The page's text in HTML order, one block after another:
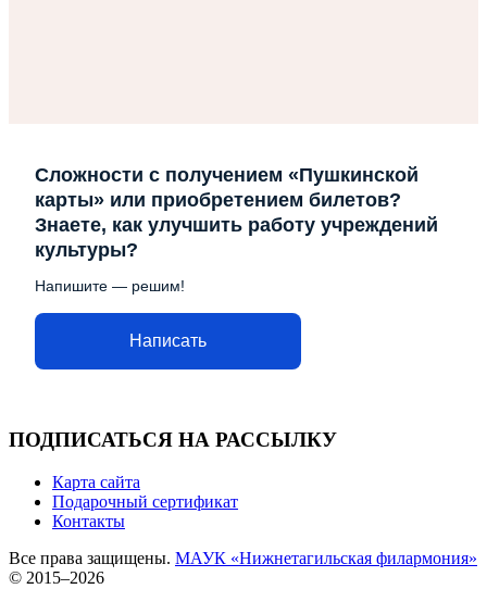
Сложности с получением «Пушкинской
карты» или приобретением билетов?
Знаете, как улучшить работу учреждений
культуры?
Напишите — решим!
Написать
ПОДПИСАТЬСЯ НА РАССЫЛКУ
Карта сайта
Подарочный сертификат
Контакты
Все права защищены. МАУК «Нижнетагильская филармония»
© 2015–2026